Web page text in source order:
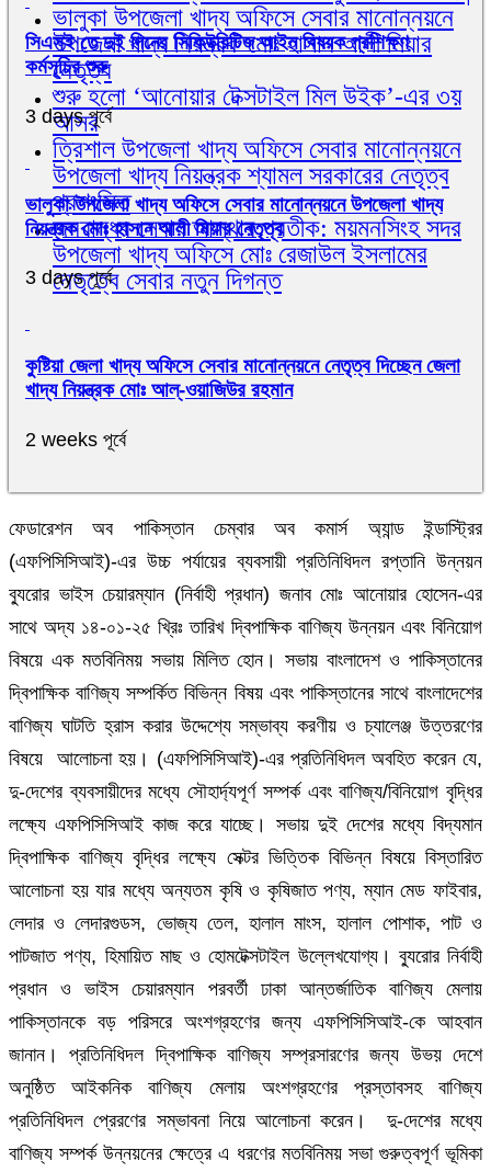
ভালুকা উপজেলা খাদ্য অফিসে সেবার মানোন্নয়নে
উপজেলা খাদ্য নিয়ন্ত্রক মোঃ হাসান আলী মিয়ার
নেতৃত্ব
শুরু হলো ‘আনোয়ার টেক্সটাইল মিল উইক’-এর ৩য়
আসর
ত্রিশাল উপজেলা খাদ্য অফিসে সেবার মানোন্নয়নে
উপজেলা খাদ্য নিয়ন্ত্রক শ্যামল সরকারের নেতৃত্ব
প্রশংসিত
জনবান্ধব সেবায় আস্থার প্রতীক: ময়মনসিংহ সদর
উপজেলা খাদ্য অফিসে মোঃ রেজাউল ইসলামের
নেতৃত্বে সেবার নতুন দিগন্ত
সিএসই তে দুই দিনের সিকিউরিটিজ আইন বিষয়ক প্রশিক্ষণ
কর্মসূচির শুরু
3 days পূর্বে
ভালুকা উপজেলা খাদ্য অফিসে সেবার মানোন্নয়নে উপজেলা খাদ্য
নিয়ন্ত্রক মোঃ হাসান আলী মিয়ার নেতৃত্ব
3 days পূর্বে
কুষ্টিয়া জেলা খাদ্য অফিসে সেবার মানোন্নয়নে নেতৃত্ব দিচ্ছেন জেলা
খাদ্য নিয়ন্ত্রক মোঃ আল্-ওয়াজিউর রহমান
2 weeks পূর্বে
ফেডারেশন অব পাকিস্তান চেম্বার অব কমার্স অ্যান্ড ইন্ডাস্ট্রির
(এফপিসিসিআই)-এর উচ্চ পর্যায়ের ব্যবসায়ী প্রতিনিধিদল রপ্তানি উন্নয়ন
ব্যুরোর ভাইস চেয়ারম্যান (নির্বাহী প্রধান) জনাব মোঃ আনোয়ার হোসেন-এর
সাথে অদ্য ১৪-০১-২৫ খ্রিঃ তারিখ দ্বিপাক্ষিক বাণিজ্য উন্নয়ন এবং বিনিয়োগ
বিষয়ে এক মতবিনিময় সভায় মিলিত হোন। সভায় বাংলাদেশ ও পাকিস্তানের
দ্বিপাক্ষিক বাণিজ্য সম্পর্কিত বিভিন্ন বিষয় এবং পাকিস্তানের সাথে বাংলাদেশের
বাণিজ্য ঘাটতি হ্রাস করার উদ্দেশ্যে সম্ভাব্য করণীয় ও চ্যালেঞ্জ উত্তরণের
বিষয়ে আলোচনা হয়। (এফপিসিসিআই)-এর প্রতিনিধিদল অবহিত করেন যে,
দু-দেশের ব্যবসায়ীদের মধ্যে সৌহার্দ্যপূর্ণ সম্পর্ক এবং বাণিজ্য/বিনিয়োগ বৃদ্ধির
লক্ষ্যে এফপিসিসিআই কাজ করে যাচ্ছে। সভায় দুই দেশের মধ্যে বিদ্যমান
দ্বিপাক্ষিক বাণিজ্য বৃদ্ধির লক্ষ্যে সেক্টর ভিত্তিক বিভিন্ন বিষয়ে বিস্তারিত
আলোচনা হয় যার মধ্যে অন্যতম কৃষি ও কৃষিজাত পণ্য, ম্যান মেড ফাইবার,
লেদার ও লেদারগুডস, ভোজ্য তেল, হালাল মাংস, হালাল পোশাক, পাট ও
পাটজাত পণ্য, হিমায়িত মাছ ও হোমটেক্সটাইল উল্লেখযোগ্য। ব্যুরোর নির্বাহী
প্রধান ও ভাইস চেয়ারম্যান পরবর্তী ঢাকা আন্তর্জাতিক বাণিজ্য মেলায়
পাকিস্তানকে বড় পরিসরে অংশগ্রহণের জন্য এফপিসিসিআই-কে আহবান
জানান। প্রতিনিধিদল দ্বিপাক্ষিক বাণিজ্য সম্প্রসারণের জন্য উভয় দেশে
অনুষ্ঠিত আইকনিক বাণিজ্য মেলায় অংশগ্রহণের প্রস্তাবসহ বাণিজ্য
প্রতিনিধিদল প্রেরণের সম্ভাবনা নিয়ে আলোচনা করেন। দু-দেশের মধ্যে
বাণিজ্য সম্পর্ক উন্নয়নের ক্ষেত্রে এ ধরণের মতবিনিময় সভা গুরুত্বপূর্ণ ভূমিকা